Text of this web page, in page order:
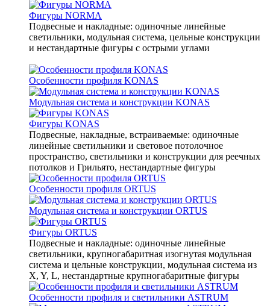
Фигуры NORMA
Подвесные и накладные: одиночные линейные
светильники, модульная система, цельные конструкции
и нестандартные фигуры с острыми углами
Особенности профиля KONAS
Модульная система и конструкции KONAS
Фигуры KONAS
Подвесные, накладные, встраиваемые: одиночные
линейные светильники и световое потолочное
пространство, светильники и конструкции для реечных
потолков и Грильято, нестандартные фигуры
Особенности профиля ORTUS
Модульная система и конструкции ORTUS
Фигуры ORTUS
Подвесные и накладные: одиночные линейные
светильники, крупногабаритная изогнутая модульная
система и цельные конструкции, модульная система из
X, Y, L, нестандартные крупногабаритные фигуры
Особенности профиля и светильники ASTRUM